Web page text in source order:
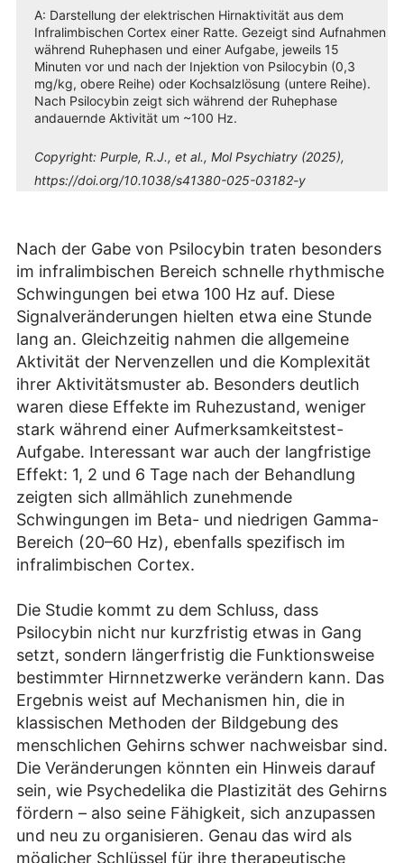
A: Darstellung der elektrischen Hirnaktivität aus dem
Infralimbischen Cortex einer Ratte. Gezeigt sind Aufnahmen
während Ruhephasen und einer Aufgabe, jeweils 15
Minuten vor und nach der Injektion von Psilocybin (0,3
mg/kg, obere Reihe) oder Kochsalzlösung (untere Reihe).
Nach Psilocybin zeigt sich während der Ruhephase
andauernde Aktivität um ~100 Hz.
Copyright: Purple, R.J., et al., Mol Psychiatry (2025),
https://doi.org/10.1038/s41380-025-03182-y
Nach der Gabe von Psilocybin traten besonders
im infralimbischen Bereich schnelle rhythmische
Schwingungen bei etwa 100 Hz auf. Diese
Signalveränderungen hielten etwa eine Stunde
lang an. Gleichzeitig nahmen die allgemeine
Aktivität der Nervenzellen und die Komplexität
ihrer Aktivitätsmuster ab. Besonders deutlich
waren diese Effekte im Ruhezustand, weniger
stark während einer Aufmerksamkeitstest-
Aufgabe. Interessant war auch der langfristige
Effekt: 1, 2 und 6 Tage nach der Behandlung
zeigten sich allmählich zunehmende
Schwingungen im Beta- und niedrigen Gamma-
Bereich (20–60 Hz), ebenfalls spezifisch im
infralimbischen Cortex.
Die Studie kommt zu dem Schluss, dass
Psilocybin nicht nur kurzfristig etwas in Gang
setzt, sondern längerfristig die Funktionsweise
bestimmter Hirnnetzwerke verändern kann. Das
Ergebnis weist auf Mechanismen hin, die in
klassischen Methoden der Bildgebung des
menschlichen Gehirns schwer nachweisbar sind.
Die Veränderungen könnten ein Hinweis darauf
sein, wie Psychedelika die Plastizität des Gehirns
fördern – also seine Fähigkeit, sich anzupassen
und neu zu organisieren. Genau das wird als
möglicher Schlüssel für ihre therapeutische